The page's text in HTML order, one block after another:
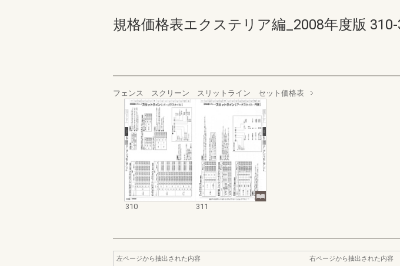
規格価格表エクステリア編_2008年度版
フェンス スクリーン スリットライン セット価格表
310 311
左ページから抽出された内容
右ページから抽出された内容